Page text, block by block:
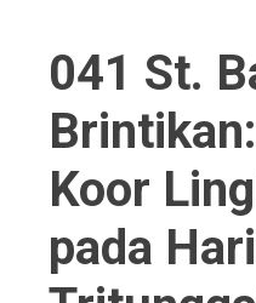
041 St.
Koor
pada